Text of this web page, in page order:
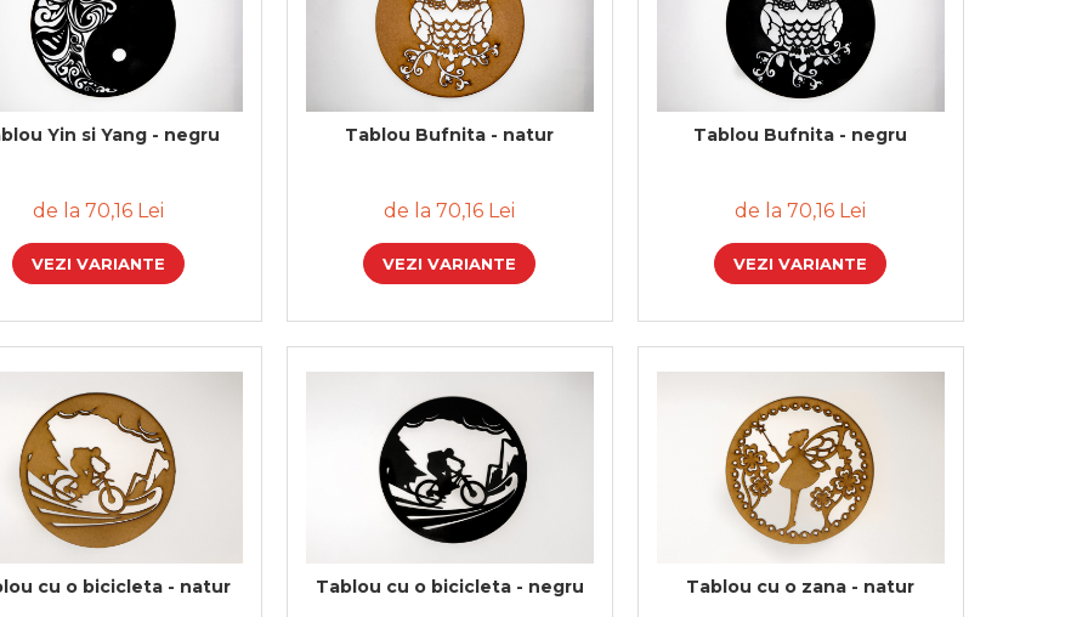
Yin si Yang - negru
de la 70,16 Lei
VEZI VARIANTE
Tablou Bufnita - natur
de la 70,16 Lei
VEZI VARIANTE
Tablou Bufnita - negru
de la 70,16 Lei
VEZI VARIANTE
cu o bicicleta - natur Tablou cu o bicicleta - negru Tablou cu o zana - natur